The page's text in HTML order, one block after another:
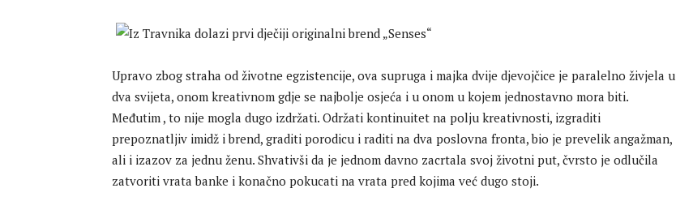
Upravo zbog straha od životne egzistencije, ova supruga i majka dvije djevojčice je paralelno živjela u
dva svijeta, onom kreativnom gdje se najbolje osjeća i u onom u kojem jednostavno mora biti.
Međutim , to nije mogla dugo izdržati. Održati kontinuitet na polju kreativnosti, izgraditi
prepoznatljiv imidž i brend, graditi porodicu i raditi na dva poslovna fronta, bio je prevelik angažman,
ali i izazov za jednu ženu. Shvativši da je jednom davno zacrtala svoj životni put, čvrsto je odlučila
zatvoriti vrata banke i konačno pokucati na vrata pred kojima već dugo stoji.